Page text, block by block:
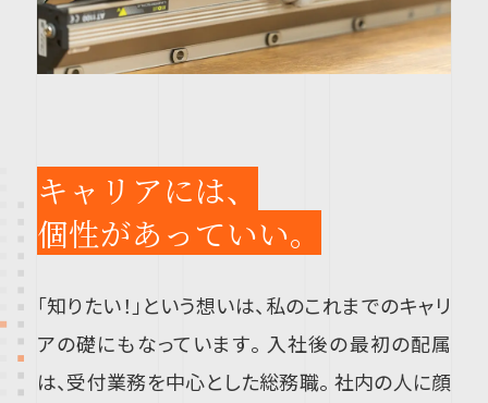
キャリアには、
個性があっていい。
「知りたい！」という想いは、私のこれまでのキャリ
アの礎にもなっています。 入社後の最初の配属
は、受付業務を中心とした総務職。 社内の人に顔